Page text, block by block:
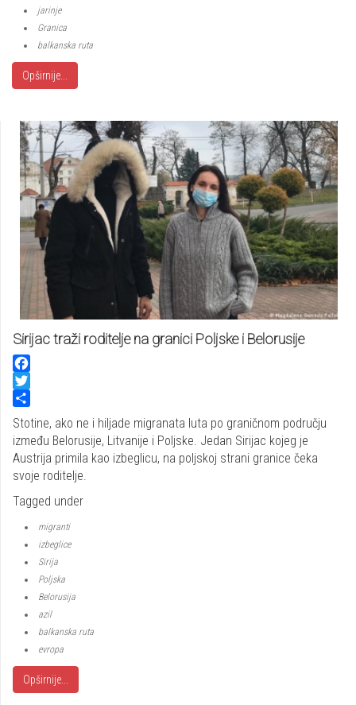
jarinje
Granica
balkanska ruta
Opširnije...
Sirijac traži roditelje na granici Poljske i Belorusije
Facebook
Twitter
Share
Stotine, ako ne i hiljade migranata luta po graničnom području
između Belorusije, Litvanije i Poljske. Jedan Sirijac kojeg je
Austrija primila kao izbeglicu, na poljskoj strani granice čeka
svoje roditelje.
Tagged under
migranti
izbeglice
Sirija
Poljska
Belorusija
azil
balkanska ruta
evropa
Opširnije...